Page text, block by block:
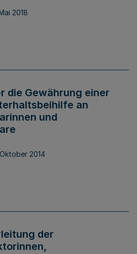
2018
die Gewährung einer
an
und
2014
der